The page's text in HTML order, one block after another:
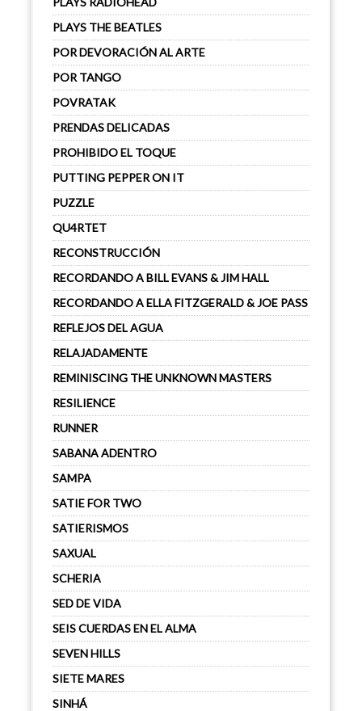
PLAYS THE BEATLES
POR DEVORACIÓN AL ARTE
POR TANGO
POVRATAK
PRENDAS DELICADAS
PROHIBIDO EL TOQUE
PUTTING PEPPER ON IT
PUZZLE
QU4RTET
RECONSTRUCCIÓN
RECORDANDO A BILL EVANS & JIM HALL
RECORDANDO A ELLA FITZGERALD & JOE PASS
REFLEJOS DEL AGUA
RELAJADAMENTE
REMINISCING THE UNKNOWN MASTERS
RESILIENCE
RUNNER
SABANA ADENTRO
SAMPA
SATIE FOR TWO
SATIERISMOS
SAXUAL
SCHERIA
SED DE VIDA
SEIS CUERDAS EN EL ALMA
SEVEN HILLS
SIETE MARES
SINHÁ